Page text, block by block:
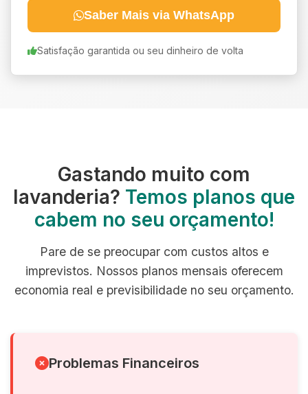
Saber Mais via WhatsApp
Satisfação garantida ou seu dinheiro de volta
Gastando muito com
lavanderia? Temos planos que
cabem no seu orçamento!
Pare de se preocupar com custos altos e
imprevistos. Nossos planos mensais oferecem
economia real e previsibilidade no seu orçamento.
Problemas Financeiros